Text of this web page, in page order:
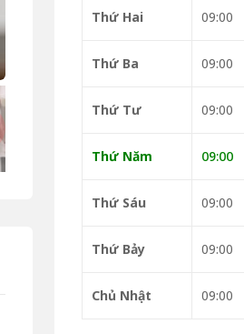
Thứ Hai 09:00
Thứ Ba 09:00
Thứ Tư 09:00
Thứ Năm 09:00
Thứ Sáu 09:00
Thứ Bảy 09:00
Chủ Nhật 09:00